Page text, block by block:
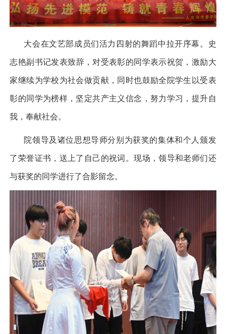
大会在文艺部成员们活力四射的舞蹈中拉开序幕。 史
志艳副书记发表致辞，对受表彰的同学表示祝贺， 激励大
家继续为学校为社会做贡献，同时也鼓励全院学生以受表
彰的同学为榜样，坚定共产主义信念，努力学习，提升自
我，奉献社会。
院领导及诸位思想导师分别为获奖的集体和个人颁发
了荣誉证书，送上了自己的祝词。现场，领导和老师们还
与获奖的同学进行了合影留念。